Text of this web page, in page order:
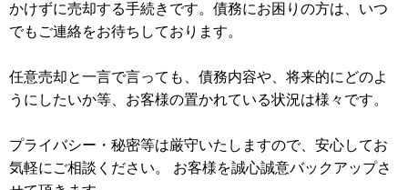
かけずに売却する手続きです。債務にお困りの方は、いつ
でもご連絡をお待ちしております。
任意売却と一言で言っても、債務内容や、将来的にどのよ
うにしたいか等、お客様の置かれている状況は様々です。
プライバシー・秘密等は厳守いたしますので、安心してお
気軽にご相談ください。 お客様を誠心誠意バックアップさ